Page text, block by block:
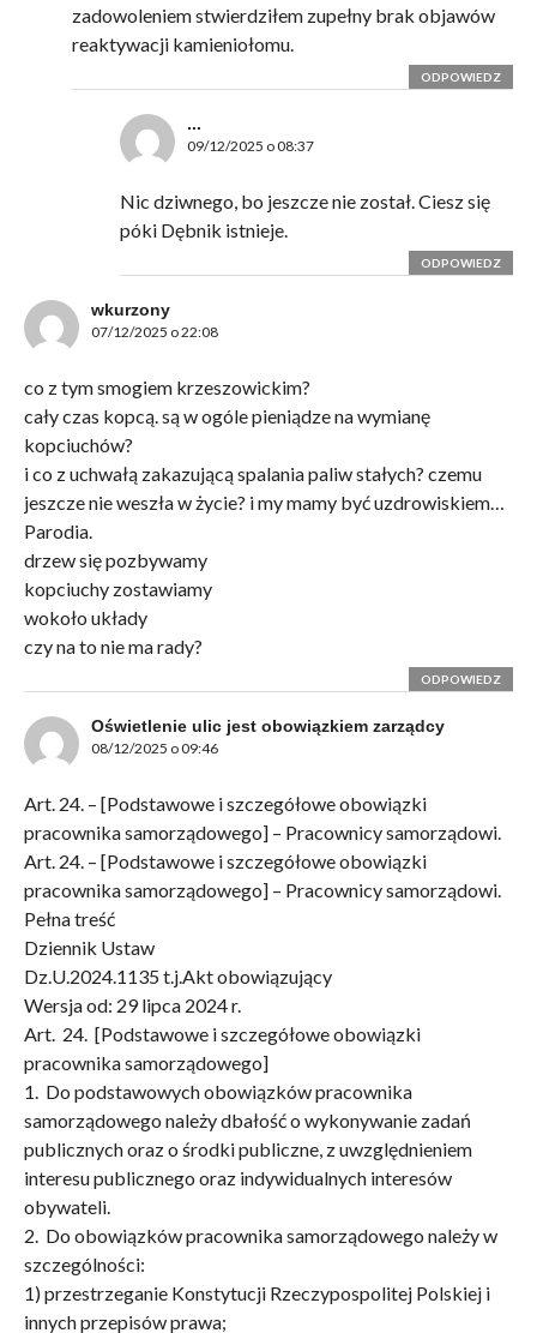
zadowoleniem stwierdziłem zupełny brak objawów
reaktywacji kamieniołomu.
ODPOWIEDZ
...
09/12/2025 o 08:37
Nic dziwnego, bo jeszcze nie został. Ciesz się
póki Dębnik istnieje.
ODPOWIEDZ
wkurzony
07/12/2025 o 22:08
co z tym smogiem krzeszowickim?
cały czas kopcą. są w ogóle pieniądze na wymianę
kopciuchów?
i co z uchwałą zakazującą spalania paliw stałych? czemu
jeszcze nie weszła w życie? i my mamy być uzdrowiskiem…
Parodia.
drzew się pozbywamy
kopciuchy zostawiamy
wokoło układy
czy na to nie ma rady?
ODPOWIEDZ
Oświetlenie ulic jest obowiązkiem zarządcy
08/12/2025 o 09:46
Art. 24. – [Podstawowe i szczegółowe obowiązki
pracownika samorządowego] – Pracownicy samorządowi.
Art. 24. – [Podstawowe i szczegółowe obowiązki
pracownika samorządowego] – Pracownicy samorządowi.
Pełna treść
Dziennik Ustaw
Dz.U.2024.1135 t.j.Akt obowiązujący
Wersja od: 29 lipca 2024 r.
Art. 24. [Podstawowe i szczegółowe obowiązki
pracownika samorządowego]
1. Do podstawowych obowiązków pracownika
samorządowego należy dbałość o wykonywanie zadań
publicznych oraz o środki publiczne, z uwzględnieniem
interesu publicznego oraz indywidualnych interesów
obywateli.
2. Do obowiązków pracownika samorządowego należy w
szczególności:
1) przestrzeganie Konstytucji Rzeczypospolitej Polskiej i
innych przepisów prawa;